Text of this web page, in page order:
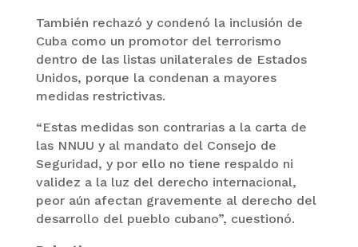
También rechazó y condenó la inclusión de
Cuba como un promotor del terrorismo
dentro de las listas unilaterales de Estados
Unidos, porque la condenan a mayores
medidas restrictivas.
“Estas medidas son contrarias a la carta de
las NNUU y al mandato del Consejo de
Seguridad, y por ello no tiene respaldo ni
validez a la luz del derecho internacional,
peor aún afectan gravemente al derecho del
desarrollo del pueblo cubano”, cuestionó.